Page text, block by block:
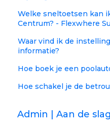
Welke sneltoetsen kan
Centrum? - Flexwhere
Waar vind ik de
informatie?
Hoe boek je een
Hoe schakel je de
Admin | Aan de slag